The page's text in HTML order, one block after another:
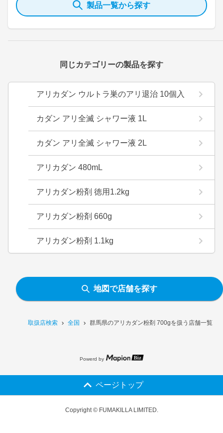
取扱店検索 全国 群馬県のアリカダン粉剤 700gを扱う店舗一覧
製品一覧から探す
同じカテゴリーの製品を探す
アリカダン ウルトラ巣のアリ退治 10個入
カダン アリ全滅 シャワー液 1L
カダン アリ全滅 シャワー液 2L
アリカダン 480mL
アリカダン粉剤 徳用1.2kg
アリカダン粉剤 660g
アリカダン粉剤 1.1kg
地図で店舗を探す
Powerd by
ページトップ
Copyright © FUMAKILLA LIMITED.